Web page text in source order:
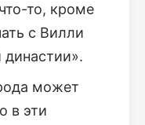
то, кроме
с Вилли
династии».
может
в эти